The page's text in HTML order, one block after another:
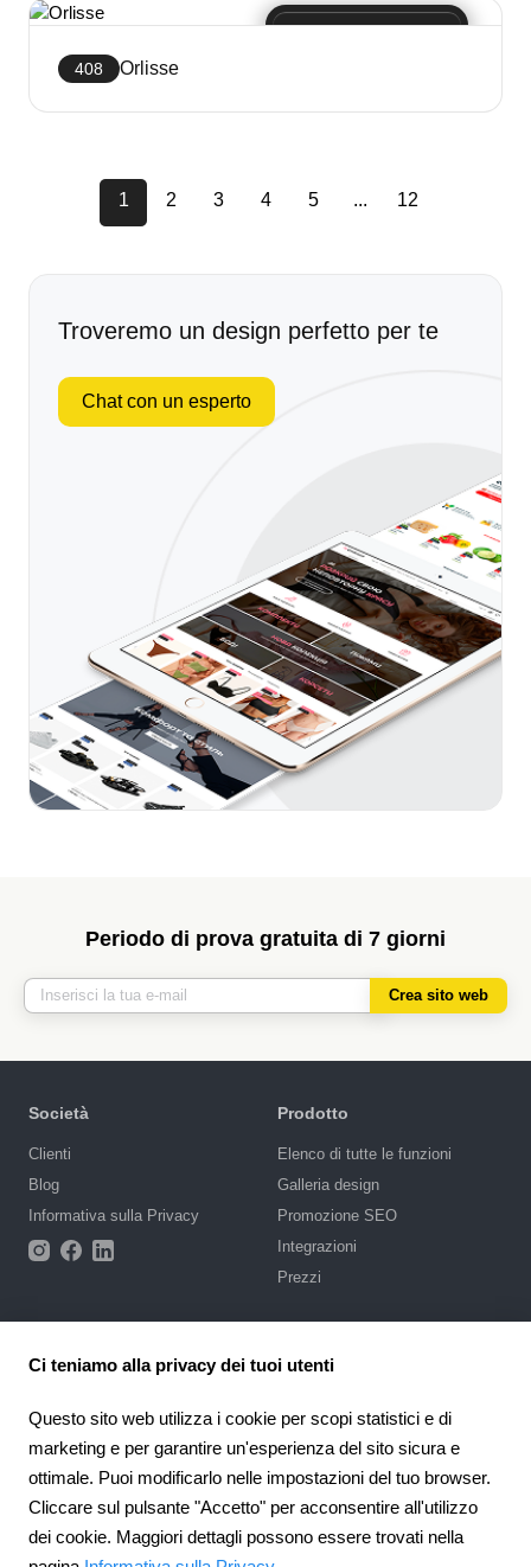
408 Orlisse
1 2 3 4 5 ... 12
Troveremo un design perfetto per te
Chat con un esperto
Periodo di prova gratuita di 7 giorni
Crea sito web
Società
Сlienti
Blog
Informativa sulla Privacy
Prodotto
Elenco di tutte le funzioni
Galleria design
Promozione SEO
Integrazioni
Prezzi
Base di conoscenze
Partnership
Programma di affiliazione
4.6 924recensioni
Ci teniamo alla privacy dei tuoi utenti
Questo sito web utilizza i cookie per scopi statistici e di
marketing e per garantire un'esperienza del sito sicura e
ottimale. Puoi modificarlo nelle impostazioni del tuo browser.
Cliccare sul pulsante "Accetto" per acconsentire all'utilizzo
dei cookie. Maggiori dettagli possono essere trovati nella